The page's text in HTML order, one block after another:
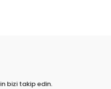
bizi takip edin.